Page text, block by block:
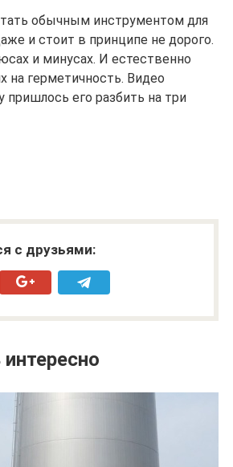
обычным инструментом для
и стоит в принципе не дорого.
и минусах. И естественно
на герметичность. Видео
пришлось его разбить на три
с друзьями: